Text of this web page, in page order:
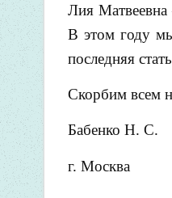
Лия
В этом году
последняя
Скорбим всем
Бабенко Н. С.
г. Москва